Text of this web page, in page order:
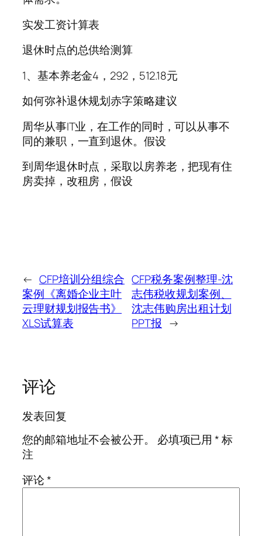
实发工资计算表
退休时点的总供给测算
1、基本养老金4，292，512.18元
如何弥补退休规划赤字策略建议
周华从事IT业，在工作的同时，可以从事不
同的兼职，一直到退休。假设
到周华退休时点，采取以房养老，把现有住
房卖掉，改租房，假设
← CFP培训分组综合
案例《离婚企业主叶
云理财规划报告书》
XLS试算表
CFP税务案例整理-沈
志伟税收规划案例、
沈志伟购房出租计划
PPT报 →
评论
发表回复
您的邮箱地址不会被公开。
必填项已用*标
注
评论*